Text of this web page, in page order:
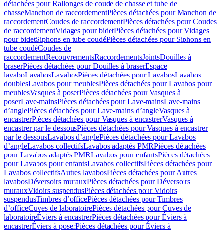
détachées pour Rallonges de coude de chasse et tube de
chasseManchon de raccordementPièces détachées pour Manchon de
raccordementCoudes de raccordementPièces détachées pour Coudes
de raccordementVidages pour bidetPièces détachées pour Vidages
pour bidetSiphons en tube coudéPièces détachées pour Siphons en
tube coudéCoudes de
raccordementRecouvrementsRaccordementsJointsDouilles à
braserPièces détachées pour Douilles à braserEspace
lavaboLavabosLavabosPièces détachées pour LavabosLavabos
doublesLavabos pour meublesPièces détachées pour Lavabos pour
meublesVasques à poserPièces détachées pour Vasques à
poserLave-mainsPièces détachées pour Lave-mainsLave-mains
d’anglePièces détachées pour Lave-mains d’angleVasques à
encastrerPièces détachées pour Vasques à encastrerVasques à
encastrer par le dessousPièces détachées pour Vasques à encastrer
par le dessousLavabos d’anglePièces détachées pour Lavabos
d’angleLavabos collectifsLavabos adaptés PMRPièces détachées
pour Lavabos adaptés PMRLavabos pour enfantsPièces détachées
pour Lavabos pour enfantsLavabos collectifsPièces détachées pour
Lavabos collectifsAutres lavabosPièces détachées pour Autres
lavabosDéversoirs murauxPièces détachées pour Déversoirs
murauxVidoirs suspendusPièces détachées pour Vidoirs
suspendusTimbres dʼofficePièces détachées pour Timbres
dʼofficeCuves de laboratoirePièces détachées pour Cuves de
laboratoireÉviers à encastrerPièces détachées pour Éviers à
encastrerÉviers à poserPièces détachées pour Éviers à